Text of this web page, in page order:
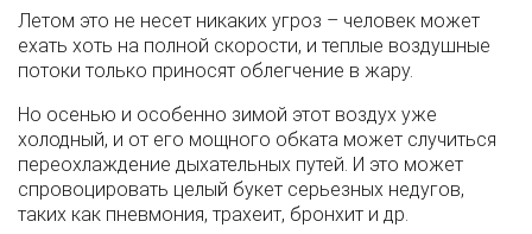
Летом это не несет никаких угроз – человек может
ехать хоть на полной скорости, и теплые воздушные
потоки только приносят облегчение в жару.
Но осенью и особенно зимой этот воздух уже
холодный, и от его мощного обката может случиться
переохлаждение дыхательных путей. И это может
спровоцировать целый букет серьезных недугов,
таких как пневмония, трахеит, бронхит и др.